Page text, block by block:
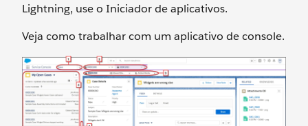
Lightning, use o Iniciador de aplicativos.
Veja como trabalhar com um aplicativo de console.